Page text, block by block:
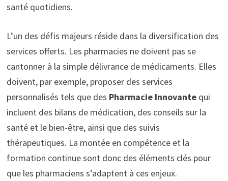
santé quotidiens.
L’un des défis majeurs réside dans la diversification des
services offerts. Les pharmacies ne doivent pas se
cantonner à la simple délivrance de médicaments. Elles
doivent, par exemple, proposer des services
personnalisés tels que des Pharmacie Innovantequi
incluent des bilans de médication, des conseils sur la
santé et le bien-être, ainsi que des suivis
thérapeutiques. La montée en compétence et la
formation continue sont donc des éléments clés pour
que les pharmaciens s’adaptent à ces enjeux.